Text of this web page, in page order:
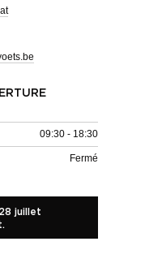
09:30 - 18:30
Fermé
juillet